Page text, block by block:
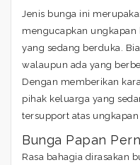
Jenis bunga ini
mengucapkan ungkapan
yang sedang berduka.
walaupun ada yang
Dengan memberikan
pihak keluarga yang
tersupport atas ungkapan
Bunga Papan
Rasa bahagia dirasakan